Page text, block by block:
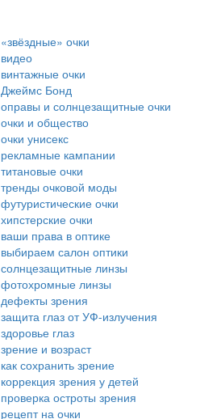
«звёздные» очки
видео
винтажные очки
Джеймс Бонд
оправы и солнцезащитные очки
очки и общество
очки унисекс
рекламные кампании
титановые очки
тренды очковой моды
футуристические очки
хипстерские очки
ваши права в оптике
выбираем салон оптики
солнцезащитные линзы
фотохромные линзы
дефекты зрения
защита глаз от УФ-излучения
здоровье глаз
зрение и возраст
как сохранить зрение
коррекция зрения у детей
проверка остроты зрения
рецепт на очки